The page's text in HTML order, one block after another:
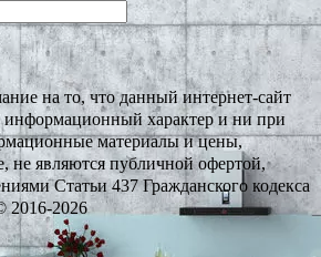
на то, что данный интернет-сайт
информационный характер и ни при
материалы и цены,
не являются публичной офертой,
Статьи 437 Гражданского кодекса
2016-2026